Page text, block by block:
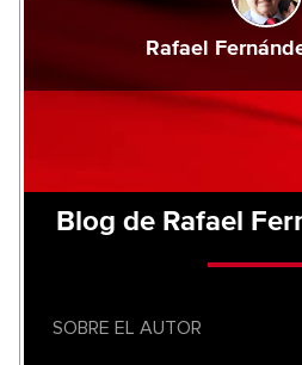
Rafael
Blog de Rafael
SOBRE EL AUTOR